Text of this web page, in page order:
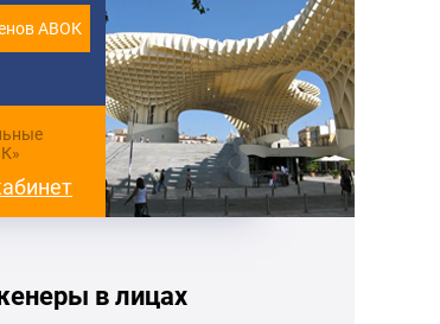
АВОК
в лицах